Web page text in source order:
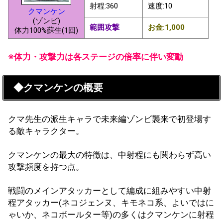
クマンケン
(ゾンビ)
体力100%蘇生(1回)
射程:360 速度:10
範囲攻撃 お金:1,000
※体力・攻撃力は各ステージの倍率に伴い変動
◆クマンケンの概要
クマ先生の派生キャラで未来編ゾンビ襲来で初登場す
る敵キャラクター。
クマンケンの最大の特徴は、中射程にも関わらず高い
攻撃頻度を持つ点。
戦闘のメインアタッカーとして編成に組みやすい中射
程アタッカー(ネコジェンヌ、キモネコ系、よいではに
ゃいか、ネコボールター等)の多くはクマンケンに射程